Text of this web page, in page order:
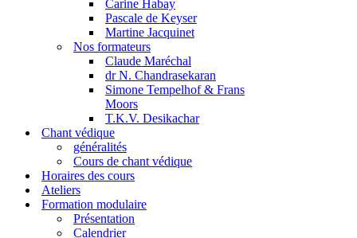
Carine Habay
Pascale de Keyser
Martine Jacquinet
Nos formateurs
Claude Maréchal
dr N. Chandrasekaran
Simone Tempelhof & Frans
Moors
T.K.V. Desikachar
Chant védique
généralités
Cours de chant védique
Horaires des cours
Ateliers
Formation modulaire
Présentation
Calendrier